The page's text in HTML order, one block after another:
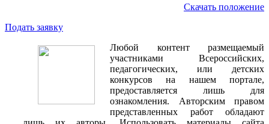
Скачать положение
Подать заявку
Любой контент размещаемый
участниками Всероссийских,
педагогических, или детских
конкурсов на нашем портале,
предоставляется лишь для
ознакомления. Авторским правом
представленных работ обладают